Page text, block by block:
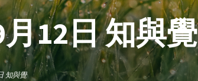
12日 知與覺
知與覺